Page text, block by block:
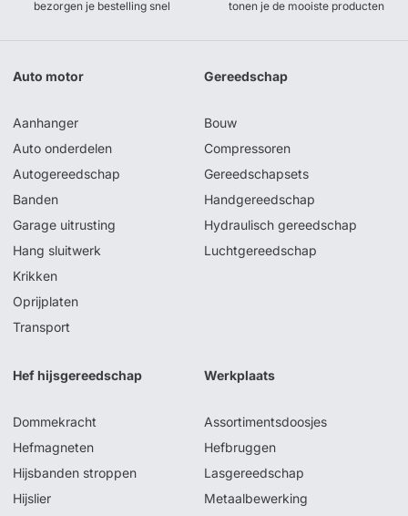
bezorgen je bestelling snel
tonen je de mooiste producten
Auto motor
Aanhanger
Auto onderdelen
Autogereedschap
Banden
Garage uitrusting
Hang sluitwerk
Krikken
Oprijplaten
Transport
Gereedschap
Bouw
Compressoren
Gereedschapsets
Handgereedschap
Hydraulisch gereedschap
Luchtgereedschap
Hef hijsgereedschap
Dommekracht
Hefmagneten
Hijsbanden stroppen
Hijslier
Werkplaats
Assortimentsdoosjes
Hefbruggen
Lasgereedschap
Metaalbewerking